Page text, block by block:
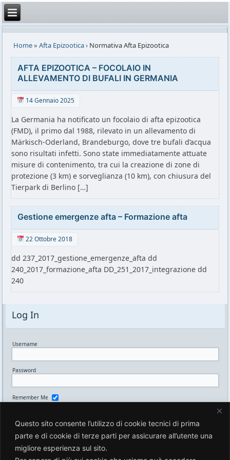
Questo sito consente l’utilizzo di cookie tecnici di prima
parte e di cookie di terze parti per assicurare all’utente una
migliore esperienza sul sito.
Home»Afta Epizootica› Normativa Afta Epizootica
AFTA EPIZOOTICA – FOCOLAIO IN
ALLEVAMENTO DI BUFALI IN GERMANIA
14 Gennaio 2025
La Germania ha notificato un focolaio di afta epizootica
(FMD), il primo dal 1988, rilevato in un allevamento di
Märkisch-Oderland, Brandeburgo, dove tre bufali d’acqua
sono risultati infetti. Sono state immediatamente attuate
misure di contenimento, tra cui la creazione di zone di
protezione (3 km) e sorveglianza (10 km), con chiusura del
Tierpark di Berlino […]
Gestione emergenze afta – Formazione afta
22 Ottobre 2018
dd 237_2017_gestione_emergenze_afta dd
240_2017_formazione_afta DD_251_2017_integrazione dd
240
Log In
Username
Password
Remember Me
Lost your password?